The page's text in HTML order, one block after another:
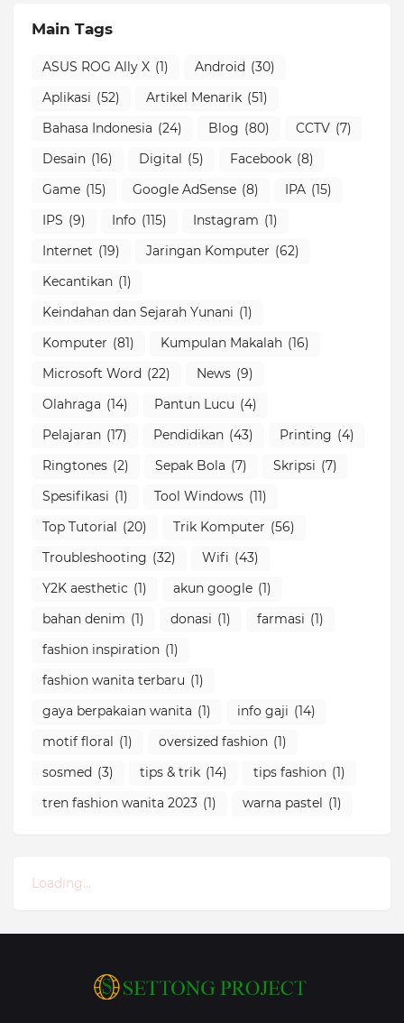
Main Tags
ASUS ROG Ally X (1) Android (30)
Aplikasi (52) Artikel Menarik (51)
Bahasa Indonesia (24) Blog (80) CCTV (7)
Desain (16) Digital (5) Facebook (8)
Game (15) Google AdSense (8) IPA (15)
IPS (9) Info (115) Instagram (1)
Internet (19) Jaringan Komputer (62)
Kecantikan (1)
Keindahan dan Sejarah Yunani (1)
Komputer (81) Kumpulan Makalah (16)
Microsoft Word (22) News (9)
Olahraga (14) Pantun Lucu (4)
Pelajaran (17) Pendidikan (43) Printing (4)
Ringtones (2) Sepak Bola (7) Skripsi (7)
Spesifikasi (1) Tool Windows (11)
Top Tutorial
(20) Trik Komputer (56)
Troubleshooting (32) Wifi (43)
Y2K aesthetic (1) akun google (1)
bahan denim (1) donasi (1) farmasi (1)
fashion inspiration (1)
fashion wanita terbaru (1)
gaya berpakaian wanita (1) info gaji (14)
motif floral
(1) oversized fashion (1)
sosmed (3) tips & trik (14) tips fashion (1)
tren fashion wanita 2023 (1) warna pastel (1)
Loading...